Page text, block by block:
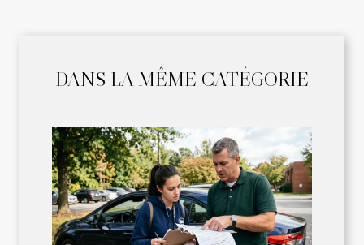
DANS LA MÊME CATÉGORIE